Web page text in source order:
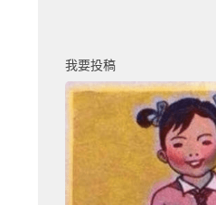
我要投稿